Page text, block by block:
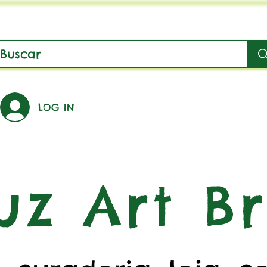
LOG IN
Art